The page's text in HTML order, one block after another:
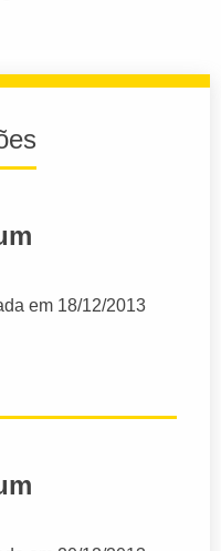
em 18/12/2013